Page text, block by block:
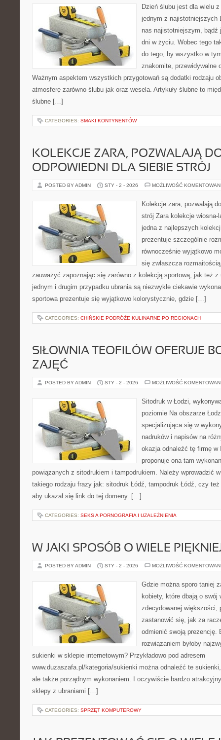
Dzień ślubu jest dla wielu
jednym z najistotniejszych
nas najistotniejszym,
dni w życiu. Wobec tego
do tego, by wszystko w
znakomite, przewidywalne
Ważnym aspektem wszystkich przygotowań są dodatki rodzaju
atmosferę zarówno ślubu jak oraz wesela. Artykuły ślubne to
ślubne […]
CATEGORIES: SMAKI KONTYNENTÓW
KOLEKCJE ZARA, POZWALAJĄ
ODPOWIEDNI DLA SIEBIE STRÓJ
POSTED BY ADMIN STY - 2 - 2026 MOŻLIWOŚĆ
Kolekcje zara, pozwalają
strój Zara kolekcje wiosna-
jedna z najlepszych
prezentuje szczególnie
równocześnie wyjątkowo
się zwłaszcza
zauważyć zapoznając się zarówno z kolekcją sportową, jak też z
jednym i drugim przypadku ubrania są niezwykle ciekawie
sportowa prezentuje się wyjątkowo kolorystycznie, gdzie […]
CATEGORIES: CHIŃSKIE PODRÓŻE KULINARNE PO REGIONACH
SIŁOWNIA TEOFILÓW OFERUJE
ZAJĘĆ
POSTED BY ADMIN STY - 2 - 2026 MOŻLIWOŚĆ
Sitodruk w Łodzi,
poziomie Na obszarze
specjalizująca się w
nadruków i napisów na
okazja odnaleźć tę firmę w
proponuje ona tam
powiązanych z sitodrukiem i tampodrukiem. Należy wprowadzić
takiego rodzaju frazy jak: sitodruk Łódź, tampodruk Łódź, czy
aby ukazał się link do tej domeny. […]
CATEGORIES: SEKS A PORNOGRAFIA I UZALEŻNIENIA
W JAKI SPOSÓB O WIELE
POSTED BY ADMIN STY - 2 - 2026 MOŻLIWOŚĆ
Gdzie można sporo taniej
kobiety, które dbają o swój
zdecydowanej większości,
zastanowić się, jak za
odmienić swoją prezencję.
rozwiązaniem byłoby
sukienki w sklepie internetowym? Przykładowo pod adresem
www.duzaszafa.pl/kategoria/sukienki można odnaleźć te
ale także porządnym wykonaniem. I oczywiście bardzo
sklepy z ubraniami […]
CATEGORIES: SPRZĘT KOMPUTEROWY